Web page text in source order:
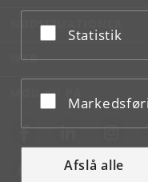
underCookie- og
bunden af hver side.
Acceptér eller afslå
Statistik
Acceptér eller
Afslå alle
NØDSITUATIONER
WEB
MØD KU PÅ